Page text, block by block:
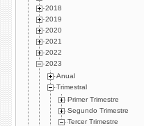
2018
2019
2020
2021
2022
2023
Anual
Trimestral
Primer Trimestre
Segundo Trimestre
Tercer Trimestre